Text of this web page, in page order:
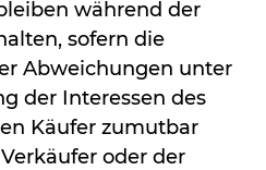
während der
sofern die
Abweichungen unter
der Interessen des
Käufer zumutbar
oder der